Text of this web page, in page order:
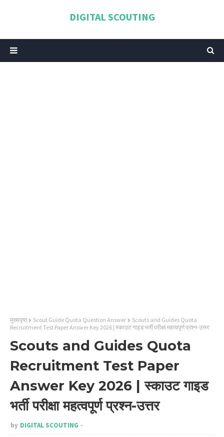
DIGITAL SCOUTING
मुख्यपृष्ठ Scout Guide Quota Question Answer
Scouts and Guides Quota
Recruitment Test Paper Answer Key 2026 | स्काउट गाइड भर्ती परीक्षा महत्वपूर्ण प्रश्न-उत्तर
Scouts and Guides Quota
Recruitment Test Paper
Answer Key 2026 | स्काउट गाइड
भर्ती परीक्षा महत्वपूर्ण प्रश्न-उत्तर
by DIGITAL SCOUTING